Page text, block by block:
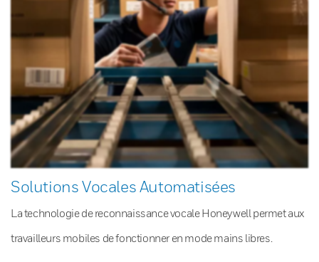
Solutions Vocales Automatisées
La technologie de reconnaissance vocale Honeywell permet aux
travailleurs mobiles de fonctionner en mode mains libres.